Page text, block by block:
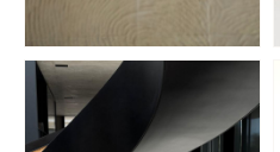
Mosh
BIOMATERIALES